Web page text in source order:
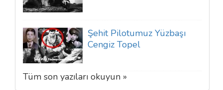
Şehit Pilotumuz Yüzbaşı
Cengiz Topel
Tüm son yazıları okuyun »